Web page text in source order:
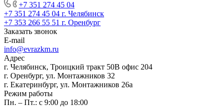
+7 351 274 45 04
+7 351 274 45 04 г. Челябинск
+7 353 266 55 51 г. Оренбург
Заказать звонок
E-mail
info@evrazkm.ru
Адрес
г. Челябинск, Троицкий тракт 50В офис 204
г. Оренбург, ул. Монтажников 32
г. Екатеринбург, ул. Монтажников 26а
Режим работы
Пн. – Пт.: с 9:00 до 18:00